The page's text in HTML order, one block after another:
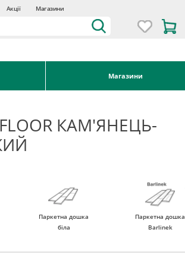
Акції Магазини
Магазини
КАМ'ЯНЕЦЬ-
Паркетна дошка
біла
Паркетна дошка
Barlinek